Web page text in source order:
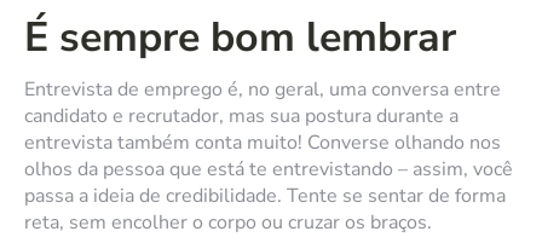
É sempre bom lembrar
Entrevista de emprego é, no geral, uma conversa entre
candidato e recrutador, mas sua postura durante a
entrevista também conta muito! Converse olhando nos
olhos da pessoa que está te entrevistando – assim, você
passa a ideia de credibilidade. Tente se sentar de forma
reta, sem encolher o corpo ou cruzar os braços.